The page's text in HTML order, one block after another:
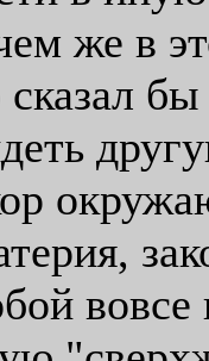
же в
сказал